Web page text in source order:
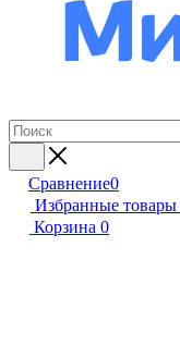
Сравнение0
Избранные товары
Корзина 0